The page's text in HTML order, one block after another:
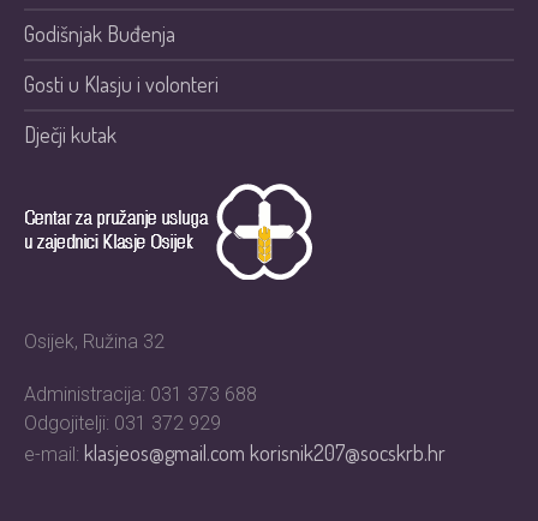
Godišnjak Buđenja
Gosti u Klasju i volonteri
Dječji kutak
Osijek, Ružina 32
Administracija: 031 373 688
Odgojitelji: 031 372 929
e-mail: klasjeos@gmail.comkorisnik207@socskrb.hr